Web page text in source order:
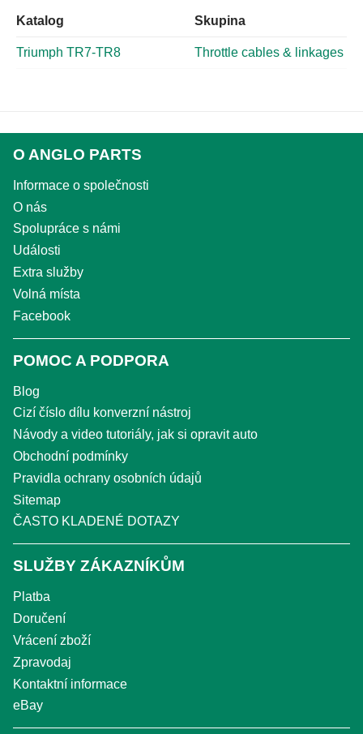
Katalog Skupina
Triumph TR7-TR8 Throttle cables & linkages
O ANGLO PARTS
Informace o společnosti
O nás
Spolupráce s námi
Události
Extra služby
Volná místa
Facebook
POMOC A PODPORA
Blog
Cizí číslo dílu konverzní nástroj
Návody a video tutoriály, jak si opravit auto
Obchodní podmínky
Pravidla ochrany osobních údajů
Sitemap
ČASTO KLADENÉ DOTAZY
SLUŽBY ZÁKAZNÍKŮM
Platba
Doručení
Vrácení zboží
Zpravodaj
Kontaktní informace
eBay